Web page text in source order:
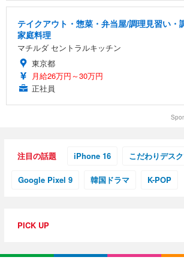
テイクアウト・惣菜・弁当屋/調理見習い・
家庭料理
マチルダ セントラルキッチン
東京都
月給26万円～30万円
正社員
注目の話題 iPhone 16 こだわりデス
Google Pixel 9 韓国ドラマ K-POP
PICK UP